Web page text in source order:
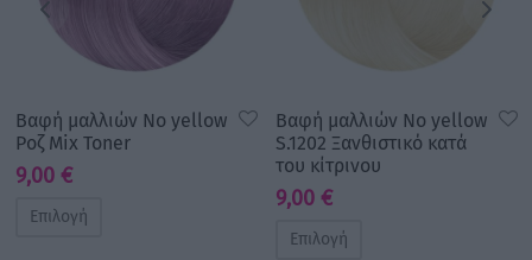
Βαφή μαλλιών No yellow
Ροζ Mix Toner
9,00 €
Επιλογή
Βαφή μαλλιών No yellow
S.1202 Ξανθιστικό κατά
του κίτρινου
9,00 €
Επιλογή